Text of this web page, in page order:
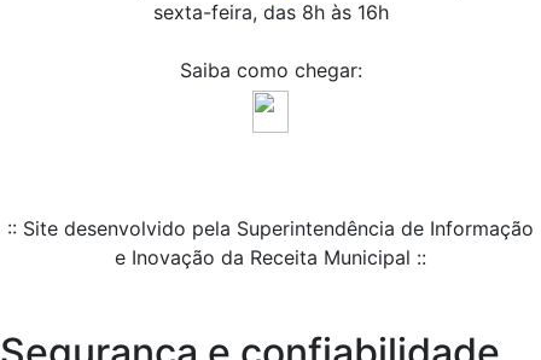
sexta-feira, das 8h às 16h
Saiba como chegar:
:: Site desenvolvido pela Superintendência de Informação
e Inovação da Receita Municipal ::